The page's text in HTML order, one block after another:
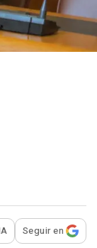
para
Seguir en